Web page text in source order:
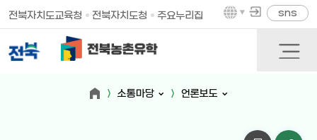
전북자치도교육청 전북자치도청 주요누리집 sns
소통마당 언론보도